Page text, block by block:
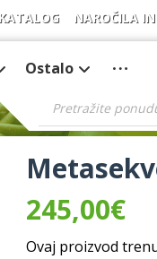
KATALOG NAROČILA
Ostalo
245,00€
Ovaj proizvod